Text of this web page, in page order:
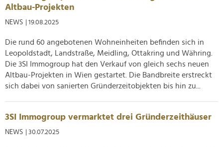
soziale Medien, Werbung und Analysen weiter. Unsere
weiteren Daten zusammen, die Sie ihnen bereitgestellt
haben oder die sie im Rahmen Ihrer Nutzung der Dienste
gesammelt haben.
Altbau-Projekten
NEWS | 19.08.2025
Die rund 60 angebotenen Wohneinheiten befinden sich in
Leopoldstadt, Landstraße, Meidling, Ottakring und Währing.
Die 3SI Immogroup hat den Verkauf von gleich sechs neuen
Altbau-Projekten in Wien gestartet. Die Bandbreite erstreckt
sich dabei von sanierten Gründerzeitobjekten bis hin zu...
3SI Immogroup vermarktet drei Gründerzeithäuser
NEWS | 30.07.2025